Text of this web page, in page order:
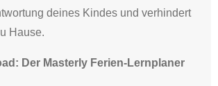
deines Kindes und verhindert
Hause.
Der Masterly Ferien-Lernplaner